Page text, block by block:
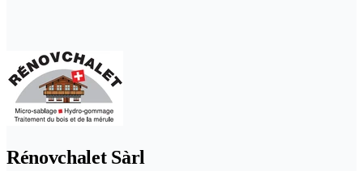
Rénovchalet Sàrl